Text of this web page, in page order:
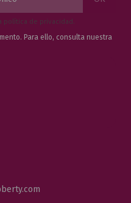
política de privacidad .
Para ello, consulta nuestra